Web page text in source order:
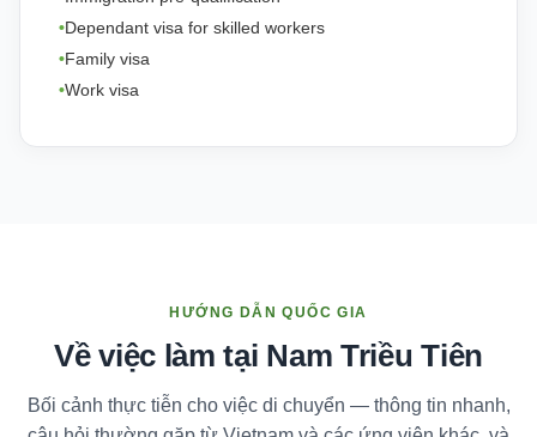
Dependant visa for skilled workers
Family visa
Work visa
HƯỚNG DẪN QUỐC GIA
Về việc làm tại Nam Triều Tiên
Bối cảnh thực tiễn cho việc di chuyển — thông tin nhanh,